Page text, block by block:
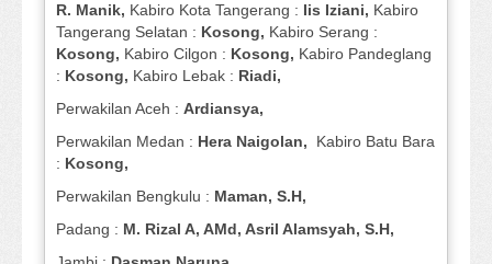
R. Manik, Kabiro Kota Tangerang : Iis Iziani, Kabiro
Tangerang Selatan : Kosong, Kabiro Serang :
Kosong, Kabiro Cilgon : Kosong, Kabiro Pandeglang
: Kosong, Kabiro Lebak : Riadi,
Perwakilan Aceh : Ardiansya,
Perwakilan Medan : Hera Naigolan, Kabiro Batu Bara
: Kosong,
Perwakilan Bengkulu : Maman, S.H,
Padang : M. Rizal A, AMd, Asril Alamsyah, S.H,